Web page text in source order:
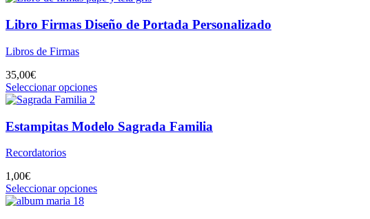
Libro Firmas Diseño de Portada Personalizado
Libros de Firmas
35,00€
Seleccionar opciones
Estampitas Modelo Sagrada Familia
Recordatorios
1,00€
Seleccionar opciones